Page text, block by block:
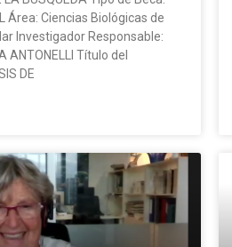
viewform?
Área: Ciencias Biológicas de
Investigador Responsable:
ANTONELLI Título del
DE